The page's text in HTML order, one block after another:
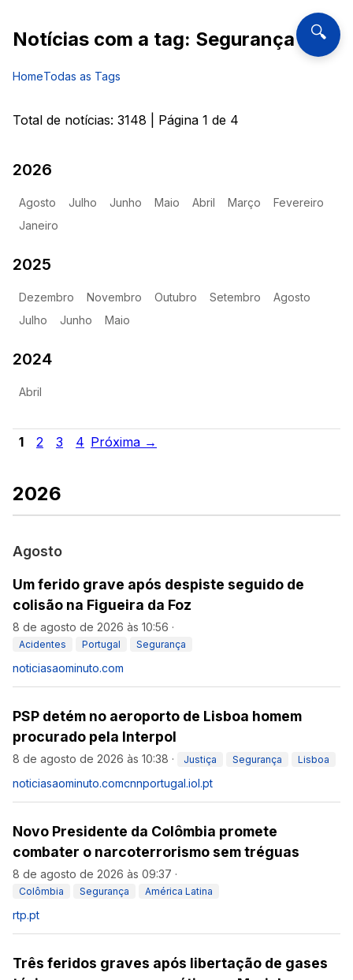
🔍
Notícias com a tag: Segurança
HomeTodas as Tags
Total de notícias: 3148 | Página 1 de 4
2026
Agosto Julho Junho Maio Abril Março
Fevereiro
Janeiro
2025
Dezembro Novembro Outubro Setembro
Agosto
Julho
Junho Maio
2024
Abril
1 2 3 4 Próxima →
2026
Agosto
Um ferido grave após despiste seguido de
colisão na Figueira da Foz
8 de agosto de 2026 às 10:56 ·
Acidentes Portugal Segurança
noticiasaominuto.com
PSP detém no aeroporto de Lisboa homem
procurado pela Interpol
8 de agosto de 2026 às 10:38 · Justiça Segurança Lisboa
noticiasaominuto.comcnnportugal.iol.pt
Novo Presidente da Colômbia promete
combater o narcoterrorismo sem tréguas
8 de agosto de 2026 às 09:37 ·
Colômbia Segurança América Latina
rtp.pt
Três feridos graves após libertação de gases